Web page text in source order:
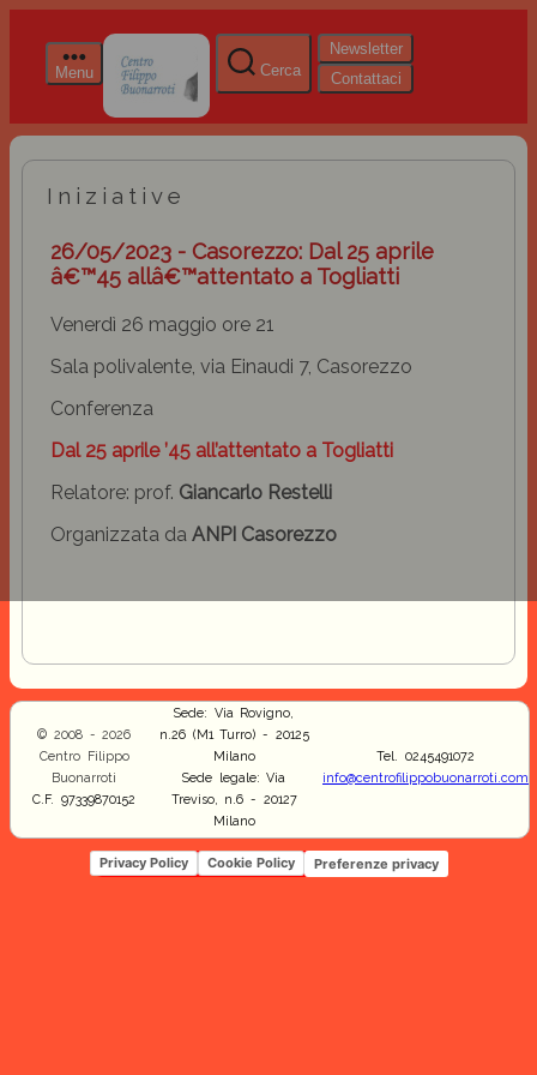
Menu Cerca
Newsletter
Contattaci
Iniziative
26/05/2023 - Casorezzo: Dal 25 aprile
â€™45 allâ€™attentato a Togliatti
Venerdì 26 maggio ore 21
Sala polivalente, via Einaudi 7, Casorezzo
Conferenza
Dal 25 aprile ’45 all’attentato a Togliatti
Relatore: prof. Giancarlo Restelli
Organizzata da ANPI Casorezzo
© 2008 - 2026
Centro Filippo
Buonarroti
C.F. 97339870152
Sede: Via Rovigno,
n.26 (M1 Turro) - 20125
Milano
Sede legale: Via
Treviso, n.6 - 20127
Milano
Tel. 0245491072
info@centrofilippobuonarroti.com
Privacy Policy Cookie Policy Preferenze privacy